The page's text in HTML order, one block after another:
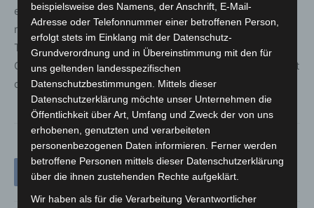
eingesetzt, um Verkehrssicherheit und Verkehrsfluss
miteinander zu verbinden. Die Anpassung in der
Theodor-Heuss-Straße orientiert sich an diesem
Grundsatz und konzentriert den Schutz auf die Zeiten mit
dem höchsten Schüleraufkommen.
beispielsweise des Namens, der Anschrift, E-Mail-
Adresse oder Telefonnummer einer betroffenen Person,
erfolgt stets im Einklang mit der Datenschutz-
Grundverordnung und in Übereinstimmung mit den für
uns geltenden landesspezifischen
Datenschutzbestimmungen. Mittels dieser
Datenschutzerklärung möchte unser Unternehmen die
Öffentlichkeit über Art, Umfang und Zweck der von uns
erhobenen, genutzten und verarbeiteten
personenbezogenen Daten informieren. Ferner werden
betroffene Personen mittels dieser Datenschutzerklärung
über die ihnen zustehenden Rechte aufgeklärt.
Wir haben als für die Verarbeitung Verantwortlicher